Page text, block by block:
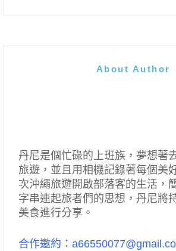
About Author
丹尼是個忙碌的上班族，夢想著
旅遊，並且用相機記錄著每個美
次沖繩旅遊開啟部落客的生活，
字串連起旅者們的思想，丹尼將
美食進行分享。
合作邀約：